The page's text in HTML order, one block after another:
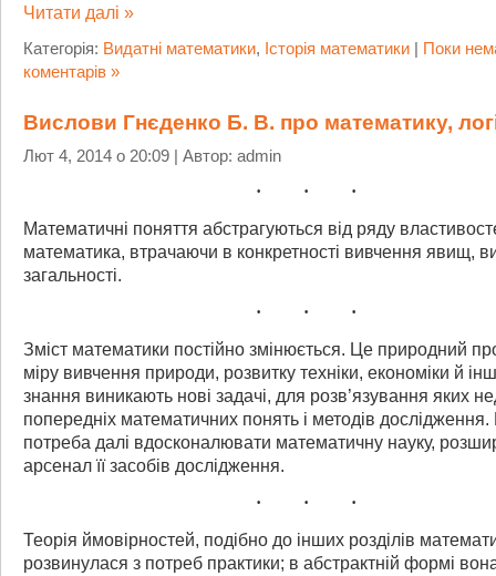
Читати далі »
Категорія: Видатні математики, Історія математики
Поки
коментарів »
Вислови Гнєденко Б. В. про математику,
Лют 4, 2014 о 20:09 | Автор: admin
Математичні поняття абстрагуються від ряду
математика, втрачаючи в конкретності вивчення явищ,
загальності.
Зміст математики постійно змінюється. Це природний
міру вивчення природи, розвитку техніки, економіки й
знання виникають нові задачі, для розв’язування яких
попередніх математичних понять і методів
потреба далі вдосконалювати математичну науку,
арсенал її засобів дослідження.
Теорія ймовірностей, подібно до інших розділів
розвинулася з потреб практики; в абстрактній формі